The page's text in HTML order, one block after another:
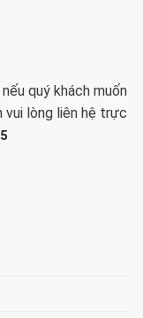
quý khách muốn
vui lòng liên hệ trực